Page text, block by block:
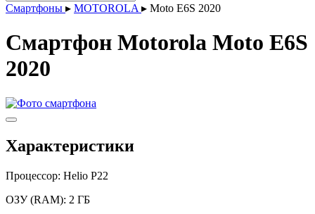
Смартфоны ▸ MOTOROLA ▸ Moto E6S 2020
Смартфон Motorola Moto E6S
2020
Характеристики
Процессор: Helio P22
ОЗУ (RAM): 2 ГБ